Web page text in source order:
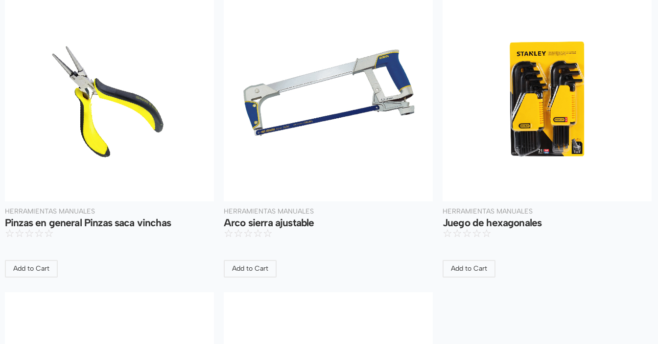
HERRAMIENTAS MANUALES
Pinzas en general Pinzas saca vinchas
☆☆☆☆☆
Add to Cart
HERRAMIENTAS MANUALES
Arco sierra ajustable
☆☆☆☆☆
Add to Cart
HERRAMIENTAS MANUALES
Juego de hexagonales
☆☆☆☆☆
Add to Cart